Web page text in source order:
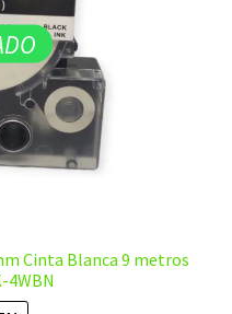
Cinta Blanca 9 metros
4WBN